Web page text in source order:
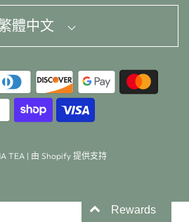
體中文
TEA| 由 Shopify 提供支持